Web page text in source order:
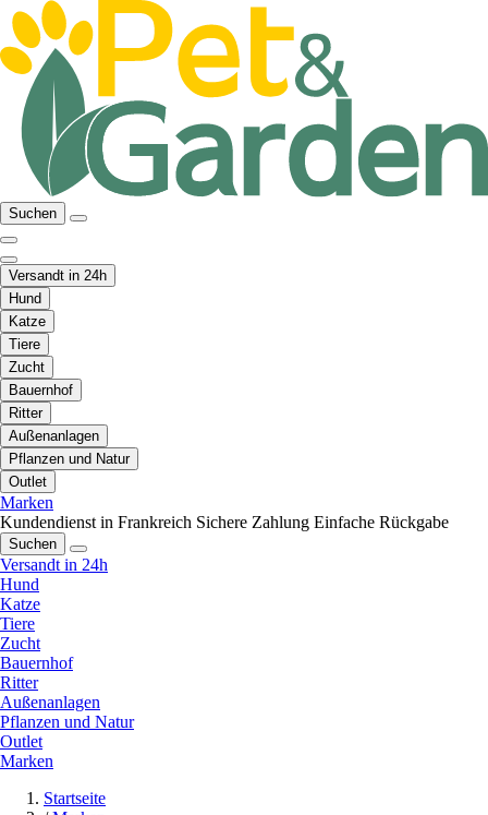
Suchen
Versandt in 24h
Hund
Katze
Tiere
Zucht
Bauernhof
Ritter
Außenanlagen
Pflanzen und Natur
Outlet
Marken
Kundendienst in Frankreich Sichere Zahlung Einfache Rückgabe
Suchen
Versandt in 24h
Hund
Katze
Tiere
Zucht
Bauernhof
Ritter
Außenanlagen
Pflanzen und Natur
Outlet
Marken
Startseite